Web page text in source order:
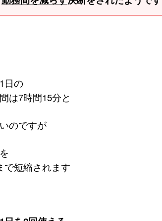
日の
は7時間15分と
のですが
で短縮されます